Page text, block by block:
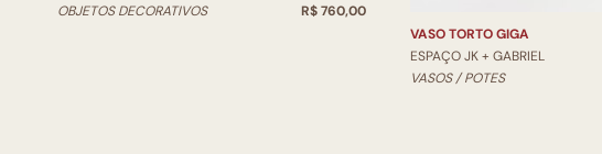
OBJETOS DECORATIVOS
R$ 760,00
VASO TORTO GIGA
ESPAÇO JK + GABRIEL
VASOS / POTES